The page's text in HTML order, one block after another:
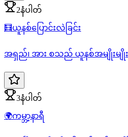
2နံပါတ်
🧮ယူနစ်ပြောင်းလဲခြင်း
အရှည်၊ အား စသည် ယူနစ်အမျိုးမျို
3နံပါတ်
🌍ကမ္ဘာ့နာရီ